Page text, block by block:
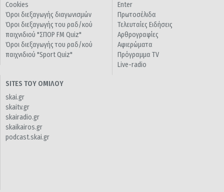
Cookies
Όροι διεξαγωγής διαγωνισμών
Όροι διεξαγωγής του ραδ/κού
παιχνιδιού "ΣΠΟΡ FM Quiz"
Όροι διεξαγωγής του ραδ/κού
παιχνιδιού "Sport Quiz"
Enter
Πρωτοσέλιδα
Τελευταίες Ειδήσεις
Αρθρογραφίες
Αφιερώματα
Πρόγραμμα TV
Live-radio
SITES ΤΟΥ ΟΜΙΛΟΥ
skai.gr
skaitv.gr
skairadio.gr
skaikairos.gr
podcast.skai.gr